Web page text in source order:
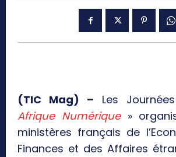
(TIC Mag) – Les
Afrique Numérique »
ministères français de
Finances et des Affaires